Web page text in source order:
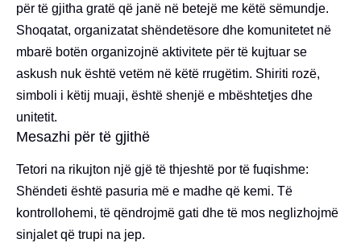
për të gjitha gratë që janë në betejë me këtë sëmundje.
Shoqatat, organizatat shëndetësore dhe komunitetet në
mbarë botën organizojnë aktivitete për të kujtuar se
askush nuk është vetëm në këtë rrugëtim. Shiriti rozë,
simboli i këtij muaji, është shenjë e mbështetjes dhe
unitetit.
Mesazhi për të gjithë
Tetori na rikujton një gjë të thjeshtë por të fuqishme:
Shëndeti është pasuria më e madhe që kemi. Të
kontrollohemi, të qëndrojmë gati dhe të mos neglizhojmë
sinjalet që trupi na jep.